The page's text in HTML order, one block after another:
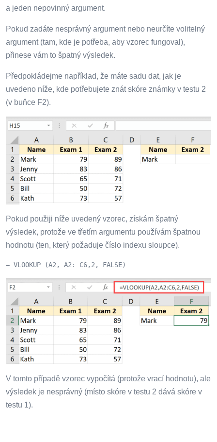
a jeden nepovinný argument.
Pokud zadáte nesprávný argument nebo neurčíte volitelný
argument (tam, kde je potřeba, aby vzorec fungoval),
přinese vám to špatný výsledek.
Předpokládejme například, že máte sadu dat, jak je
uvedeno níže, kde potřebujete znát skóre známky v testu 2
(v buňce F2).
Pokud použiji níže uvedený vzorec, získám špatný
výsledek, protože ve třetím argumentu používám špatnou
hodnotu (ten, který požaduje číslo indexu sloupce).
= VLOOKUP (A2, A2: C6,2, FALSE)
V tomto případě vzorec vypočítá (protože vrací hodnotu), ale
výsledek je nesprávný (místo skóre v testu 2 dává skóre v
testu 1).